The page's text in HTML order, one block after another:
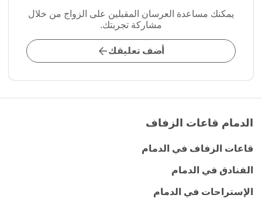
يمكنك مساعدة العرسان المقبلين على الزواج من خلال
مشاركة تجربتك.
أضف تعليقك
الدمام قاعات الزفاف
قاعات الزفاف في الدمام
الفنادق في الدمام
الإستراحات في الدمام